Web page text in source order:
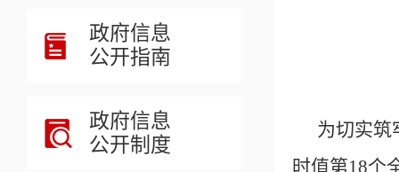
政府信息
公开指南
政府信息
公开制度
为切实筑
时值第18个